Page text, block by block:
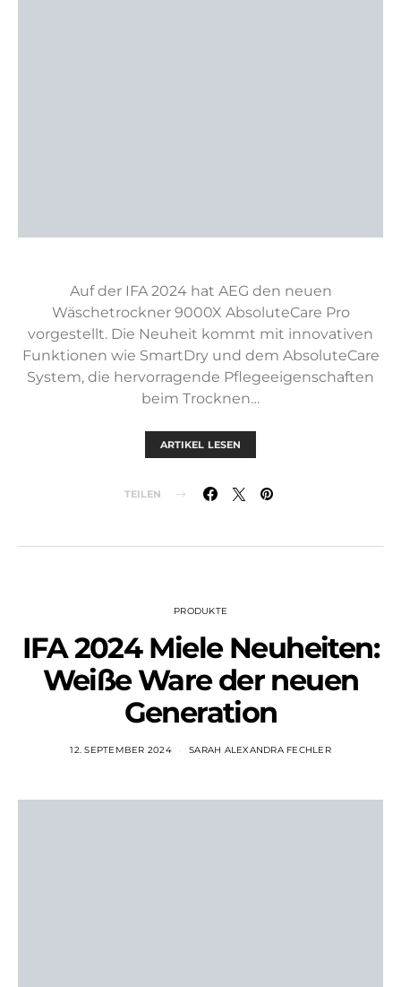
Auf der IFA 2024 hat AEG den neuen
Wäschetrockner 9000X AbsoluteCare Pro
vorgestellt. Die Neuheit kommt mit innovativen
Funktionen wie SmartDry und dem AbsoluteCare
System, die hervorragende Pflegeeigenschaften
beim Trocknen…
ARTIKEL LESEN
TEILEN
PRODUKTE
IFA 2024 Miele Neuheiten:
Weiße Ware der neuen
Generation
12. SEPTEMBER 2024 SARAH ALEXANDRA FECHLER